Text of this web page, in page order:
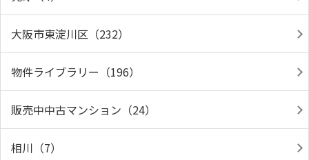
大阪市東淀川区（232）
物件ライブラリー（196）
販売中中古マンション（24）
相川（7）